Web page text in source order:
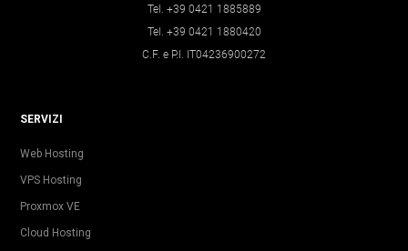
Tel. +39 0421 1885889
Tel. +39 0421 1880420
C.F. e P.I. IT04236900272
SERVIZI
Web Hosting
VPS Hosting
Proxmox VE
Cloud Hosting